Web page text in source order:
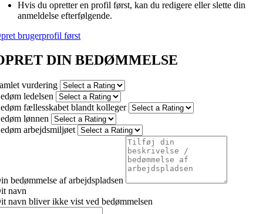
Hvis du opretter en profil først, kan du redigere eller slette din
anmeldelse efterfølgende.
brugerprofil først
DIN BEDØMMELSE
vurdering
ledelsen
fællesskabet blandt kolleger
lønnen
arbejdsmiljøet
bedømmelse af arbejdspladsen
navn
navn bliver ikke vist ved bedømmelsen